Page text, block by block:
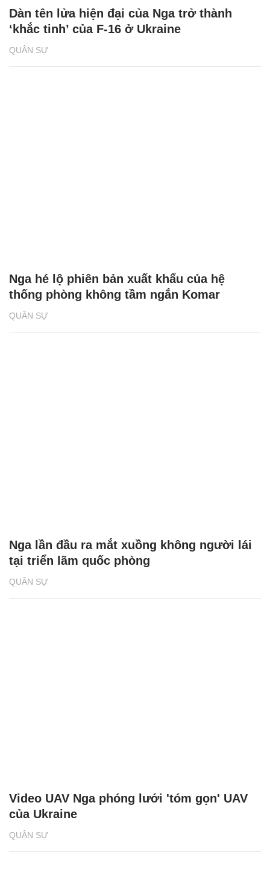
QUÂN SỰ
Dàn tên lửa hiện đại của Nga trở thành
‘khắc tinh’ của F-16 ở Ukraine
QUÂN SỰ
Nga hé lộ phiên bản xuất khẩu của hệ
thống phòng không tầm ngắn Komar
QUÂN SỰ
Nga lần đầu ra mắt xuồng không người lái
tại triển lãm quốc phòng
QUÂN SỰ
Video UAV Nga phóng lưới 'tóm gọn' UAV
của Ukraine